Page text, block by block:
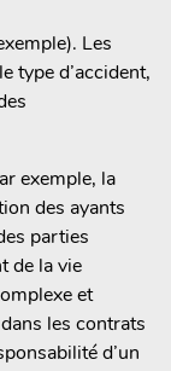
Les
type d’accident,
exemple, la
des ayants
parties
de la vie
et
les contrats
d’un